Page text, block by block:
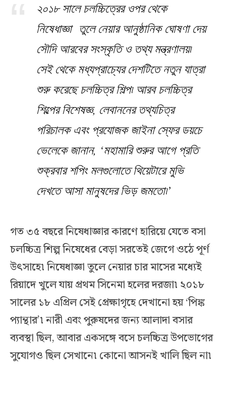
২০১৮ সালে চলচ্চিত্রের ওপর থেকে
নিষেধাজ্ঞা তুলে নেয়ার আনুষ্ঠানিক ঘোষণা দেয়
সৌদি আরবের সংস্কৃতি ও তথ্য মন্ত্রণালয়৷
সেই থেকে মধ্যপ্রাচ্যের দেশটিতে নতুন যাত্রা
শুরু করেছে চলচ্চিত্র শিল্প৷ আরব চলচ্চিত্র
শিল্পের বিশেষজ্ঞ, লেবাননের তথ্যচিত্র
পরিচালক এবং প্রযোজক জাইনা স্ফের ডয়চে
ভেলেকে জানান, ‘মহামারি শুরুর আগে প্রতি
শুক্রবার শপিং মলগুলোতে থিয়েটারে মুভি
দেখতে আসা মানুষদের ভিড় জমতো৷’
গত ৩৫ বছরে নিষেধাজ্ঞার কারণে হারিয়ে যেতে বসা
চলচ্চিত্র শিল্প নিষেধের বেড়া সরতেই জেগে ওঠে পূর্ণ
উৎসাহে৷ নিষেধাজ্ঞা তুলে নেয়ার চার মাসের মধ্যেই
রিয়াদে খুলে যায় প্রথম সিনেমা হলের দরজা৷ ২০১৮
সালের ১৮ এপ্রিল সেই প্রেক্ষাগৃহে দেখানো হয় ‘পিঙ্ক
প্যান্থার’৷ নারী এবং পুরুষদের জন্য আলাদা বসার
ব্যবস্থা ছিল, আবার একসঙ্গে বসে চলচ্চিত্র উপভোগের
সুযোগও ছিল সেখানে৷ কোনো আসনই খালি ছিল না৷